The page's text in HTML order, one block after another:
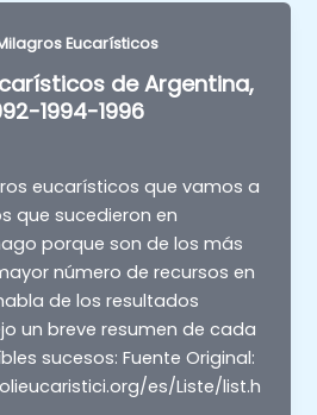
Eucarísticos
de Argentina,
1994-1996
eucarísticos que vamos a
que sucedieron en
porque son de los más
número de recursos en
de los resultados
un breve resumen de cada
sucesos: Fuente Original:
es/Liste/list.h